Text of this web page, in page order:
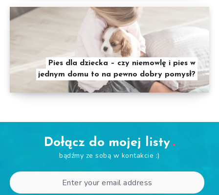
Pies dla dziecka – czy niemowlę i pies w
jednym domu to na pewno dobry pomysł?
Dołącz do mojej listy
bądźmy ze sobą w kontakcie :)